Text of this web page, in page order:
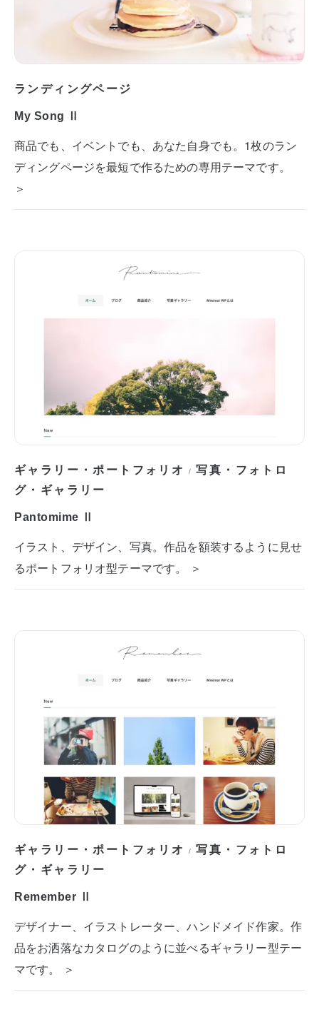
ランディングページ
My Song Ⅱ
商品でも、イベントでも、あなた自身でも。1枚のラン
ディングページを最短で作るための専用テーマです。
＞
ギャラリー・ポートフォリオ /写真・フォトロ
グ・ギャラリー
Pantomime Ⅱ
イラスト、デザイン、写真。作品を額装するように見せ
るポートフォリオ型テーマです。 ＞
ギャラリー・ポートフォリオ /写真・フォトロ
グ・ギャラリー
Remember Ⅱ
デザイナー、イラストレーター、ハンドメイド作家。作
品をお洒落なカタログのように並べるギャラリー型テー
マです。 ＞